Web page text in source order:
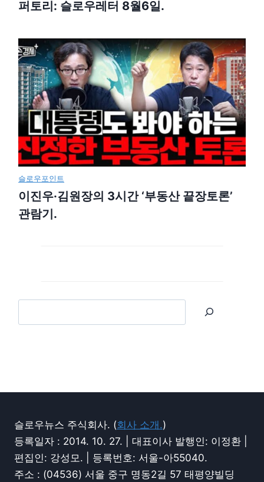
퍼토리: 슬로우레터 8월6일.
슬로우포인트
이진우·김원장의 3시간 ‘부동산 끝장토론’
관람기.
슬로우뉴스 주식회사. (회사 소개.)
등록일자 : 2014. 10. 27. | 대표이사 발행인: 이정환 |
편집인: 강성모. | 등록번호: 서울-아55040.
주소 : (04536) 서울 중구 명동2길 57 태평양빌딩